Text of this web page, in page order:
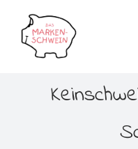
springen